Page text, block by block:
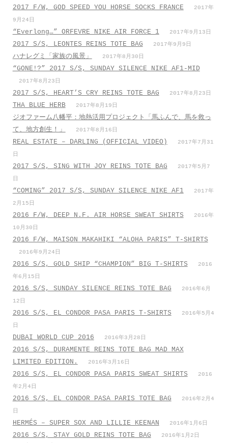
2017 F/W, GOD SPEED YOU HORSE SOCKS FRANCE
2017年
9月24日
“Everlong…” ORFEVRE NIKE AIR FORCE 1 2017年9月13日
2017 S/S, LEONTES REINS TOTE BAG 2017年9月9日
ハナレグミ「家族の風景」 2017年8月30日
“GONE!?” 2017 S/S, SUNDAY SILENCE NIKE AF1-MID
2017年8月23日
2017 S/S, HEART’S CRY REINS TOTE BAG 2017年8月23日
THA BLUE HERB 2017年8月19日
ジオファーム八幡平：地熱活用プロジェクト「馬ふんで、馬を救っ
て、地方創生！」
2017年8月16日
REAL ESTATE – DARLING (OFFICIAL VIDEO)
2017年7月31
日
2017 S/S, SING WITH JOY REINS TOTE BAG
2017年5月7
日
“COMING” 2017 S/S, SUNDAY SILENCE NIKE AF1
2017年
2月15日
2016 F/W, DEEP N.F. AIR HORSE SWEAT SHIRTS
2016年
10月30日
2016 F/W, MAISON MAKAHIKI “ALOHA PARIS” T-SHIRTS
2016年9月24日
2016 S/S, GOLD SHIP “CHAMPION” BIG T-SHIRTS
2016
年6月15日
2016 S/S, SUNDAY SILENCE REINS TOTE BAG
2016年6月
12日
2016 S/S, EL CONDOR PASA PARIS T-SHIRTS
2016年5月4
日
DUBAI WORLD CUP 2016 2016年3月28日
2016 S/S, DURAMENTE REINS TOTE BAG MAD MAX
LIMITED EDITION.
2016年3月16日
2016 S/S, EL CONDOR PASA PARIS SWEAT SHIRTS
2016
年2月4日
2016 S/S, EL CONDOR PASA PARIS TOTE BAG
2016年2月4
日
HERMÉS – SUPER SOX AND LILLIE KEENAN 2016年1月6日
2016 S/S, STAY GOLD REINS TOTE BAG 2016年1月2日